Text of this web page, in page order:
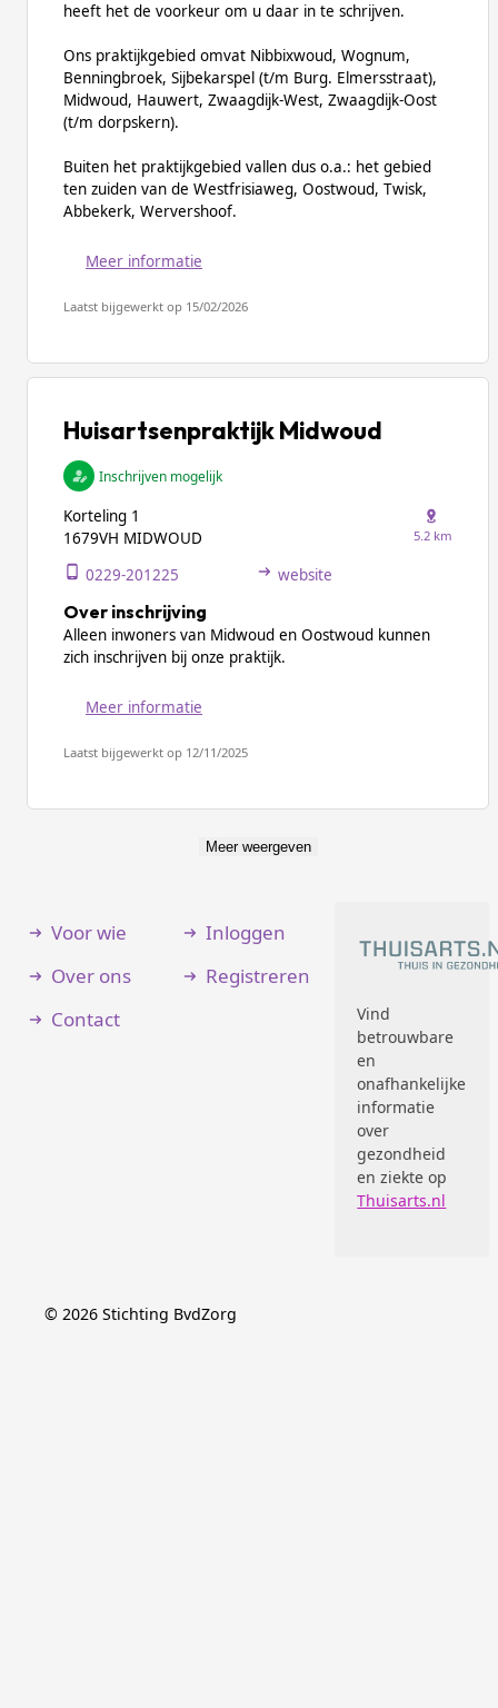
heeft het de voorkeur om u daar in te schrijven.
Ons praktijkgebied omvat Nibbixwoud, Wognum,
Benningbroek, Sijbekarspel (t/m Burg. Elmersstraat),
Midwoud, Hauwert, Zwaagdijk-West, Zwaagdijk-Oost
(t/m dorpskern).
Buiten het praktijkgebied vallen dus o.a.: het gebied
ten zuiden van de Westfrisiaweg, Oostwoud, Twisk,
Abbekerk, Wervershoof.
Meer informatie
Laatst bijgewerkt op 15/02/2026
Huisartsenpraktijk Midwoud
Inschrijven mogelijk
Korteling 1
1679VH MIDWOUD
5.2 km
0229-201225 website
Over inschrijving
Alleen inwoners van Midwoud en Oostwoud kunnen
zich inschrijven bij onze praktijk.
Meer informatie
Laatst bijgewerkt op 12/11/2025
Meer weergeven
Voor wie
Over ons
Contact
Inloggen
Registreren
Vind
betrouwbare
en
onafhankelijke
informatie
over
gezondheid
en ziekte op
Thuisarts.nl
© 2026 Stichting BvdZorg